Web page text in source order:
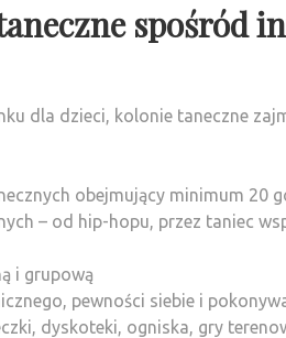
spośród
dla dzieci, kolonie taneczne
obejmujący minimum 20
– od hip-hopu, przez taniec
i grupową
pewności siebie i
dyskoteki, ogniska, gry